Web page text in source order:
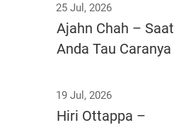
25 Jul, 2026
Ajahn Chah – Saat
Anda Tau Caranya
19 Jul, 2026
Hiri Ottappa –